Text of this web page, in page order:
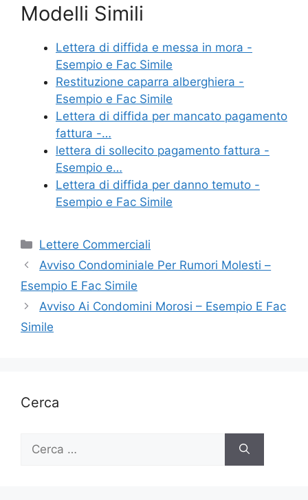
c
e
b
o
o
k
itt
er
er
e
st
ai
l
di
vi
di
Modelli Simili
Lettera di diffida e messa in mora -
Esempio e Fac Simile
Restituzione caparra alberghiera -
Esempio e Fac Simile
Lettera di diffida per mancato pagamento
fattura -…
lettera di sollecito pagamento fattura -
Esempio e…
Lettera di diffida per danno temuto -
Esempio e Fac Simile
Categorie
Lettere Commerciali
Avviso Condominiale Per Rumori Molesti –
Esempio E Fac Simile
Avviso Ai Condomini Morosi – Esempio E Fac
Simile
Cerca
per: